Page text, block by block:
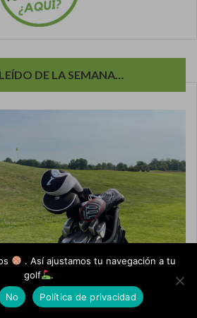
DE LA SEMANA…
. Así ajustamos tu navegación a tu
golf
.
No Política de privacidad